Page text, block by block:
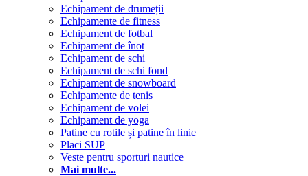
Echipament de drumeții
Echipamente de fitness
Echipament de fotbal
Echipament de înot
Echipament de schi
Echipament de schi fond
Echipament de snowboard
Echipamente de tenis
Echipament de volei
Echipament de yoga
Patine cu rotile și patine în linie
Placi SUP
Veste pentru sporturi nautice
Mai multe...